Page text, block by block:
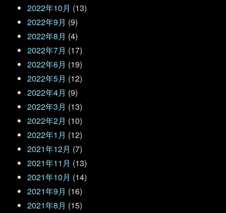
2022年10月 (13)
2022年9月 (9)
2022年8月 (4)
2022年7月 (17)
2022年6月 (19)
2022年5月 (12)
2022年4月 (9)
2022年3月 (13)
2022年2月 (10)
2022年1月 (12)
2021年12月 (7)
2021年11月 (13)
2021年10月 (14)
2021年9月 (16)
2021年8月 (15)